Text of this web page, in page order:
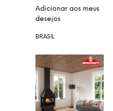
Adicionar aos meus
desejos
BRASIL